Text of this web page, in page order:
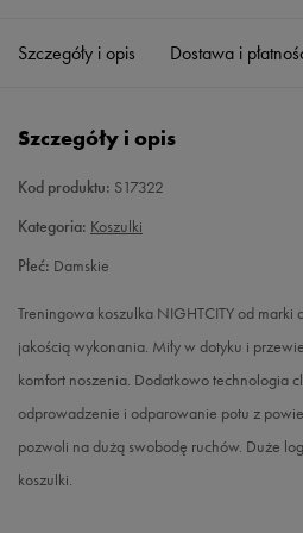
S Powiadom o dostępności
Szczegóły i opis Dostawa i
Szczegóły i opis
Kod produktu: S17322
Kategoria: Koszulki
Płeć: Damskie
Treningowa koszulka NIGHTCITY od marki
jakością wykonania. Miły w dotyku i
komfort noszenia. Dodatkowo technologia
odprowadzenie i odparowanie potu z
pozwoli na dużą swobodę ruchów. Duże
koszulki.